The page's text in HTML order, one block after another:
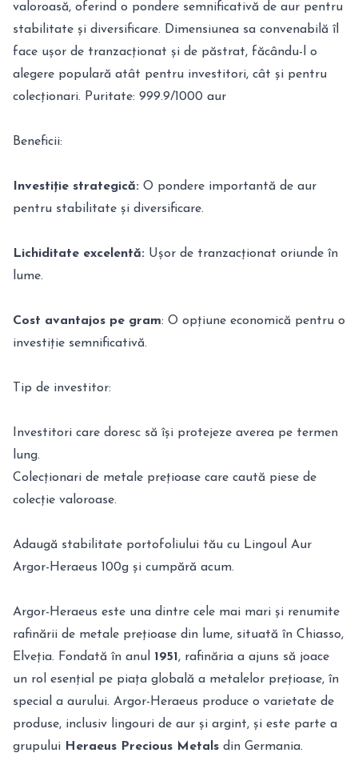
valoroasă, oferind o pondere semnificativă de aur pentru
stabilitate și diversificare. Dimensiunea sa convenabilă îl
face ușor de tranzacționat și de păstrat, făcându-l o
alegere populară atât pentru investitori, cât și pentru
colecționari. Puritate: 999.9/1000 aur
Beneficii:
Investiție strategică: O pondere importantă de aur
pentru stabilitate și diversificare.
Lichiditate excelentă: Ușor de tranzacționat oriunde în
lume.
Cost avantajos pe gram: O opțiune economică pentru o
investiție semnificativă.
Tip de investitor:
Investitori care doresc să își protejeze averea pe termen
lung.
Colecționari de metale prețioase care caută piese de
colecție valoroase.
Adaugă stabilitate portofoliului tău cu Lingoul Aur
Argor-Heraeus 100g și cumpără acum.
Argor-Heraeus este una dintre cele mai mari și renumite
rafinării de metale prețioase din lume, situată în Chiasso,
Elveția. Fondată în anul 1951 , rafinăria a ajuns să joace
un rol esențial pe piața globală a metalelor prețioase, în
special a aurului. Argor-Heraeus produce o varietate de
produse, inclusiv lingouri de aur și argint, și este parte a
grupului Heraeus Precious Metals din Germania.